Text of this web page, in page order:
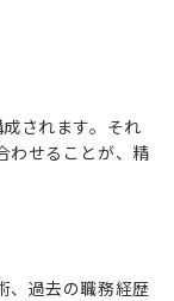
されます。それ
わせることが、精
、過去の職務経歴